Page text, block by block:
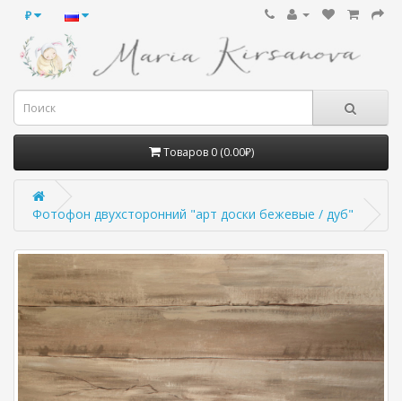
₽
Товаров 0 (0.00₽)
Фотофон двухсторонний "арт доски бежевые / дуб"